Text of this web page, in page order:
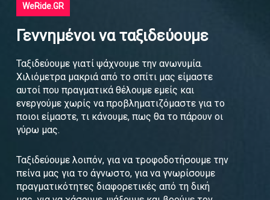
WeRide.GR
Γεννημένοι να ταξιδεύουμε
Ταξιδεύουμε γιατί ψάχνουμε την ανωνυμία.
Χιλιόμετρα μακριά από το σπίτι μας είμαστε
αυτοί που πραγματικά θέλουμε εμείς και
ενεργούμε χωρίς να προβληματιζόμαστε για το
ποιοι είμαστε, τι κάνουμε, πως θα το πάρουν οι
γύρω μας.
Ταξιδεύουμε λοιπόν, για να τροφοδοτήσουμε την
πείνα μας για το άγνωστο, για να γνωρίσουμε
πραγματικότητες διαφορετικές από τη δική